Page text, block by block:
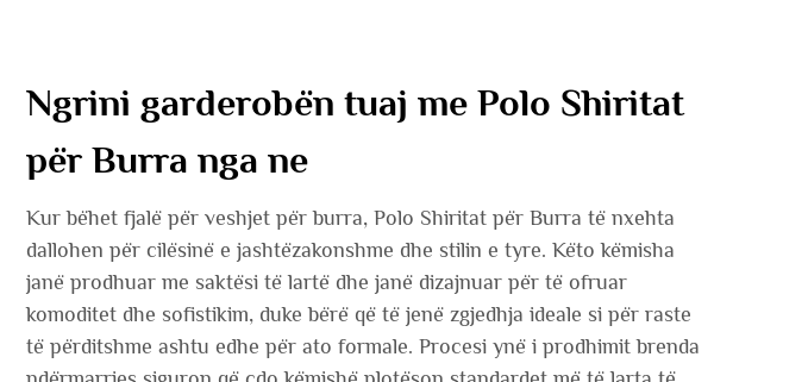
Ngrini garderobën tuaj me Polo Shiritat
për Burra nga ne
Kur bëhet fjalë për veshjet për burra, Polo Shiritat për Burra të nxehta
dallohen për cilësinë e jashtëzakonshme dhe stilin e tyre. Këto këmisha
janë prodhuar me saktësi të lartë dhe janë dizajnuar për të ofruar
komoditet dhe sofistikim, duke bërë që të jenë zgjedhja ideale si për raste
të përditshme ashtu edhe për ato formale. Procesi ynë i prodhimit brenda